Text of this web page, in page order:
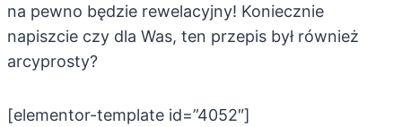
na pewno będzie rewelacyjny! Koniecznie
napiszcie czy dla Was, ten przepis był również
arcyprosty?
[elementor-template id=”4052″]